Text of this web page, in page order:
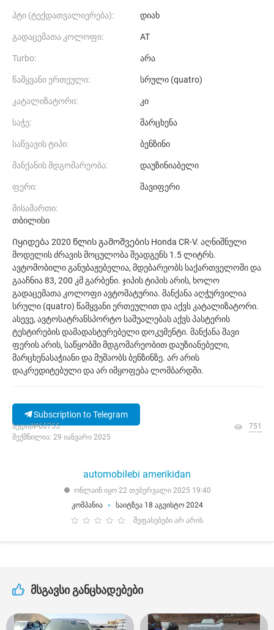
პტი (ტექდათვალიერება): დიახ
გადაცემათა კოლოფი: AT
Turbo: არა
წამყვანი ერთეული: სრული (quatro)
კატალიზატორი: კი
საჭე: მარცხენა
საწვავის ტიპი: ბენზინი
მანქანის მდგომარეობა: დაუზინიაბელი
ფერი: შავიფერი
მისამართი:
თბილისი
Იყიდება 2020 წლის გამოშვების Honda CR-V. აღნიშნული
მოდელის ძრავის მოცულობა შეადგენს 1.5 ლიტრს.
ავტომობილი განუბაჟებელია, მდებარეობს საქართველოში და
გააჩნია 83, 200 კმ გარბენი. ჯიპის ტიპის არის, ხოლო
გადაცემათა კოლოფი ავტომატურია. მანქანა აღჭურვილია
სრული (quatro) წამყვანი ერთეულით და აქვს კატალიზატორი.
ასევე, ავტოსატრანსპორტო საშუალებას აქვს პასტერის
ტესტირების დამადასტურებელი დოკუმენტი. მანქანა შავი
ფერის არის, საწყობში მდგომარეობით დაუზიანებელი,
მარცხენასაჭიანი და მუშაობს ბენზინზე. არ არის
დაკრედიტებული და არ იმყოფება ლომბარდში.
Subscription to Telegram
ხედი|№60755
შექმნილია: 29 იანვარი 2025
751
automobilebi amerikidan
ონლაინ იყო 22 თებერვალი 2025 19:40
კომპანია
საიტზეა 18 აგვისტო 2024
შეფასებები არ არის
მსგავსი განცხადებები